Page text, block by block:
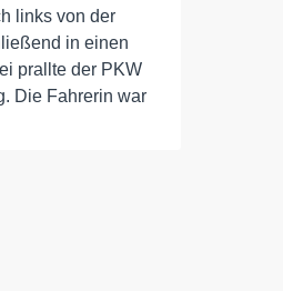
links von der
in einen
prallte der PKW
Die Fahrerin war